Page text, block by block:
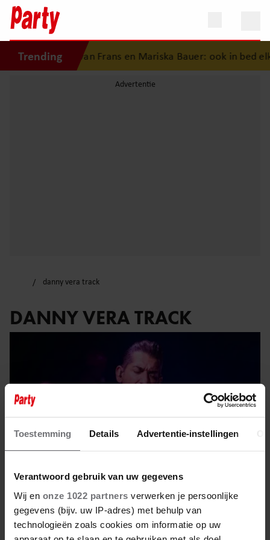
Toestemming Details Advertentie-instellingen
Verantwoord gebruik van uw gegevens
Wij en onze 1022 partners verwerken je persoonlijke
gegevens (bijv. uw IP-adres) met behulp van
technologieën zoals cookies om informatie op uw
Trending van Frans en Mariska Bauer: ook in bed
danny vera track
DANNY VERA TRACK
24 juni 2025